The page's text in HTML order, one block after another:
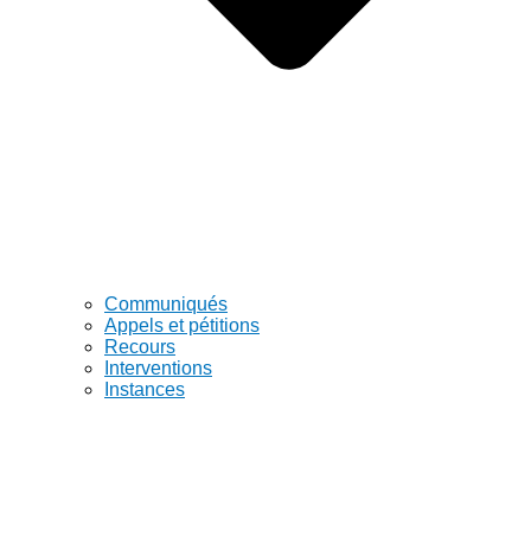
Communiqués
Appels et pétitions
Recours
Interventions
Instances